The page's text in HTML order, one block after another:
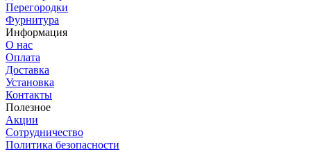
Перегородки
Фурнитура
Информация
О нас
Оплата
Доставка
Установка
Контакты
Полезное
Акции
Сотрудничество
Политика безопасности